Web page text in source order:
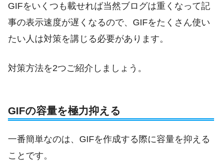
GIFをいくつも載せれば当然ブログは重くなって記
事の表示速度が遅くなるので、GIFをたくさん使い
たい人は対策を講じる必要があります。
対策方法を2つご紹介しましょう。
GIFの容量を極力抑える
一番簡単なのは、GIFを作成する際に容量を抑える
ことです。